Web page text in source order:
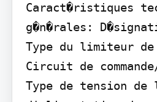
Caract�ristiques
g�n�rales:
Type du limiteur
Circuit de commande/
Type de tension de